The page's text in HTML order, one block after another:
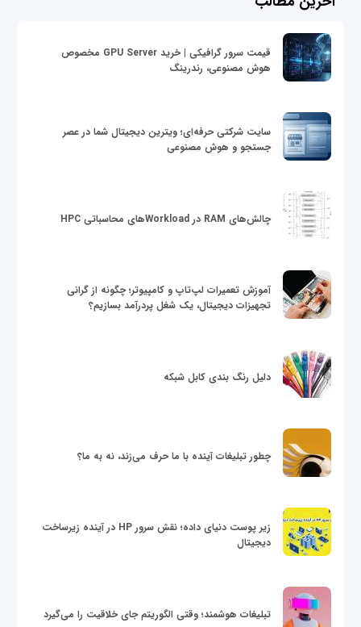
قیمت سرور گرافیکی | خرید GPU Server مخصوص
هوش مصنوعی، رندرینگ
سایت شرکتی حرفه‌ای؛ ویترین دیجیتال شما در عصر
جستجو و هوش مصنوعی
چالش‌های RAM در Workloadهای محاسباتی HPC
آموزش تعمیرات لپ‌تاپ و کامپیوتر؛ چگونه از گرانی
تجهیزات دیجیتال، یک شغل پردرآمد بسازیم؟
دلیل رنگ بندی کابل شبکه
چطور تبلیغات آینده با ما حرف می‌زند، نه به ما؟
زیر پوست دنیای داده؛ نقش سرور HP در آینده زیرساخت
دیجیتال
تبلیغات هوشمند؛ وقتی الگوریتم جای خلاقیت را می‌گیرد